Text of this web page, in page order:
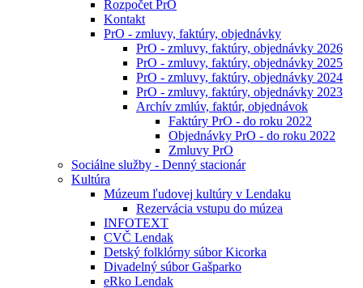
Rozpočet PrO
Kontakt
PrO - zmluvy, faktúry, objednávky
PrO - zmluvy, faktúry, objednávky 2026
PrO - zmluvy, faktúry, objednávky 2025
PrO - zmluvy, faktúry, objednávky 2024
PrO - zmluvy, faktúry, objednávky 2023
Archív zmlúv, faktúr, objednávok
Faktúry PrO - do roku 2022
Objednávky PrO - do roku 2022
Zmluvy PrO
Sociálne služby - Denný stacionár
Kultúra
Múzeum ľudovej kultúry v Lendaku
Rezervácia vstupu do múzea
INFOTEXT
CVČ Lendak
Detský folklórny súbor Kicorka
Divadelný súbor Gašparko
eRko Lendak